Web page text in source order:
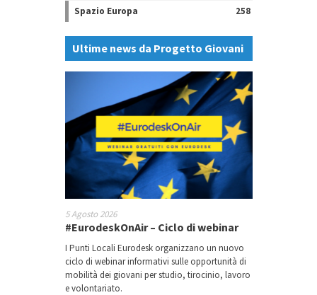
Spazio Europa
258
Ultime news da Progetto Giovani
5 Agosto 2026
#EurodeskOnAir – Ciclo di webinar
I Punti Locali Eurodesk organizzano un nuovo
ciclo di webinar informativi sulle opportunità di
mobilità dei giovani per studio, tirocinio, lavoro
e volontariato.